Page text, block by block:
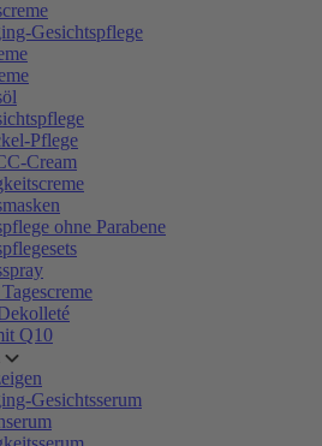
Gesichtspflege
Pflege
Cream
ohne Parabene
Q10
Gesichtsserum